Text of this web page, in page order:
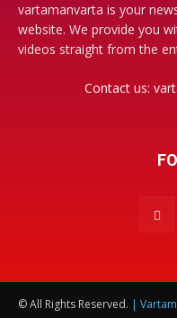
vartamanvarta is your
website. We provide you
videos straight from the
Contact us:
© All Rights Reserved. |